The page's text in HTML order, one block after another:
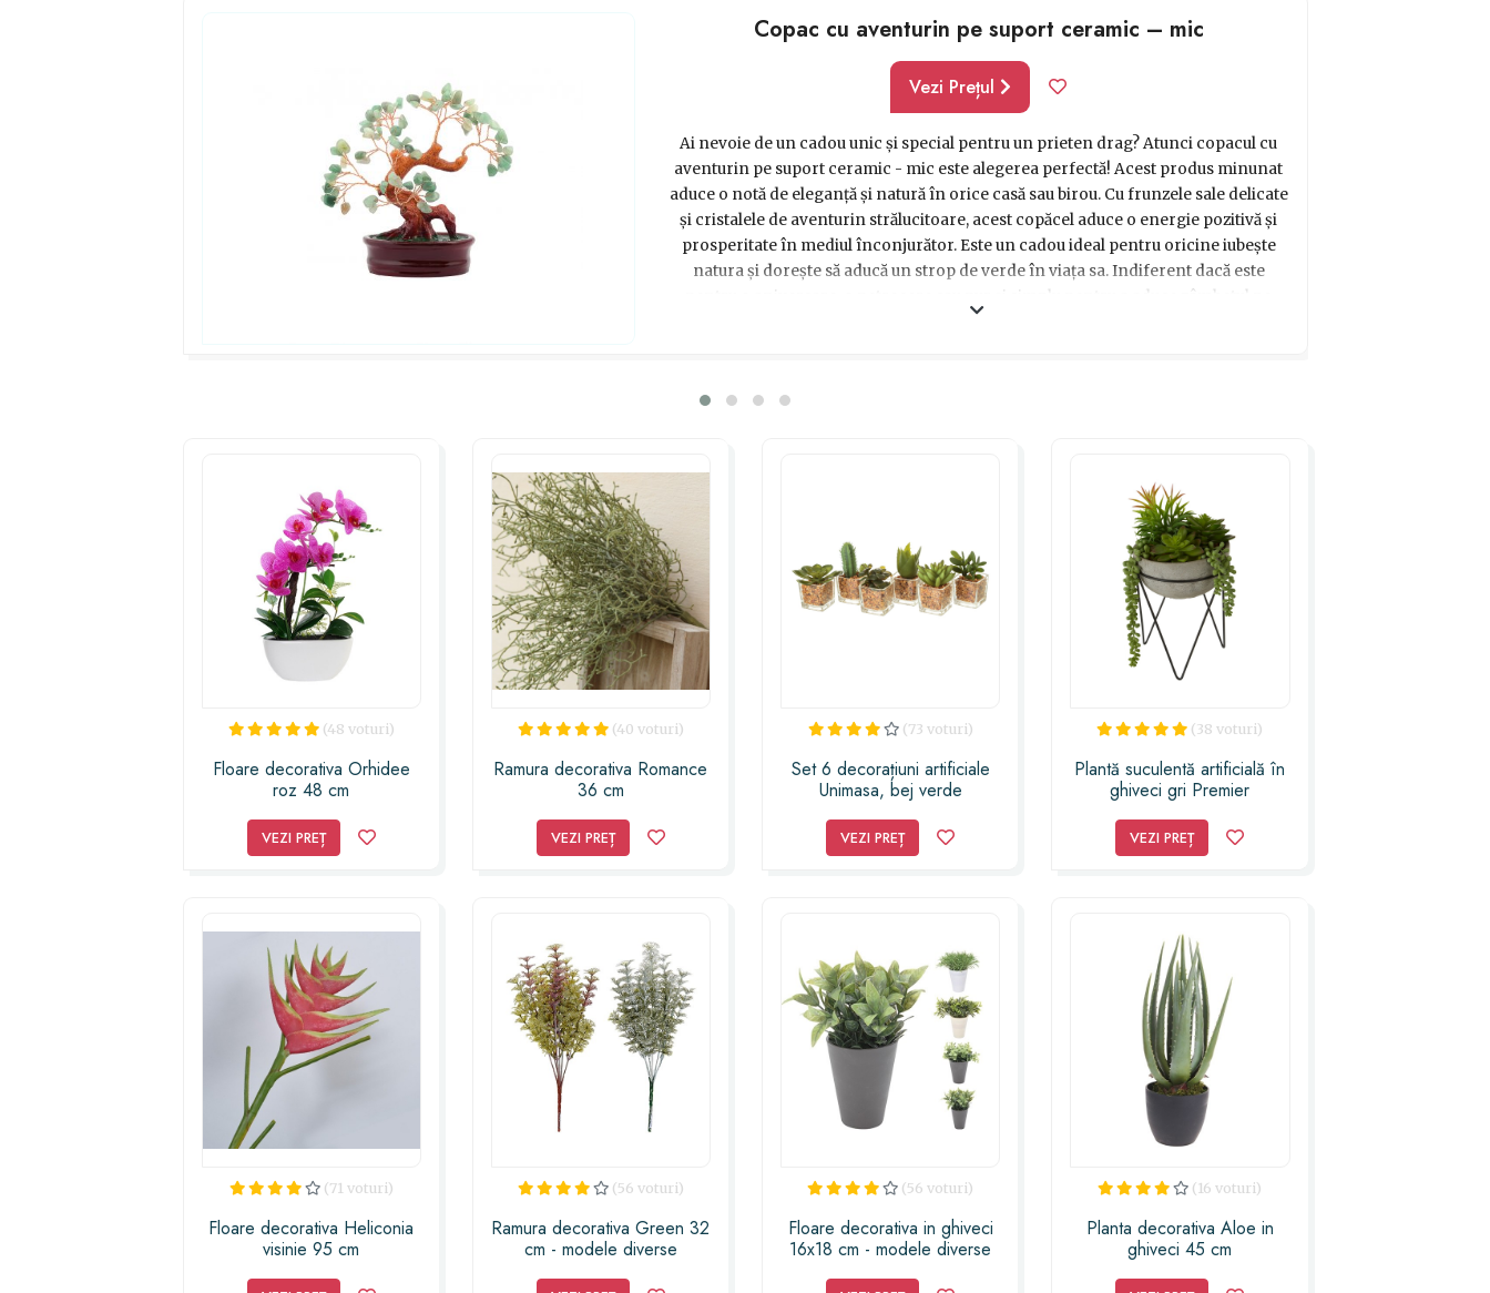
Copac cu aventurin pe suport ceramic – mic
Vezi Prețul
Ai nevoie de un cadou unic și special pentru un prieten drag? Atunci copacul cu
aventurin pe suport ceramic - mic este alegerea perfectă! Acest produs minunat
aduce o notă de eleganță și natură în orice casă sau birou. Cu frunzele sale delicate
și cristalele de aventurin strălucitoare, acest copăcel aduce o energie pozitivă și
prosperitate în mediul înconjurător. Este un cadou ideal pentru oricine iubește
natura și dorește să aducă un strop de verde în viața sa. Indiferent dacă este
pentru o aniversare, o petrecere sau pur și simplu pentru a aduce zâmbetul pe
(48 voturi)
Floare decorativa Orhidee
roz 48 cm
VEZI PREȚ
(40 voturi)
Ramura decorativa Romance
36 cm
VEZI PREȚ
(73 voturi)
Set 6 decorațiuni artificiale
Unimasa, bej verde
VEZI PREȚ
(38 voturi)
Plantă suculentă artificială în
ghiveci gri Premier
VEZI PREȚ
(71 voturi)
Floare decorativa Heliconia
visinie 95 cm
(56 voturi)
Ramura decorativa Green 32
cm - modele diverse
(56 voturi)
Floare decorativa in ghiveci
16x18 cm - modele diverse
(16 voturi)
Planta decorativa Aloe in
ghiveci 45 cm